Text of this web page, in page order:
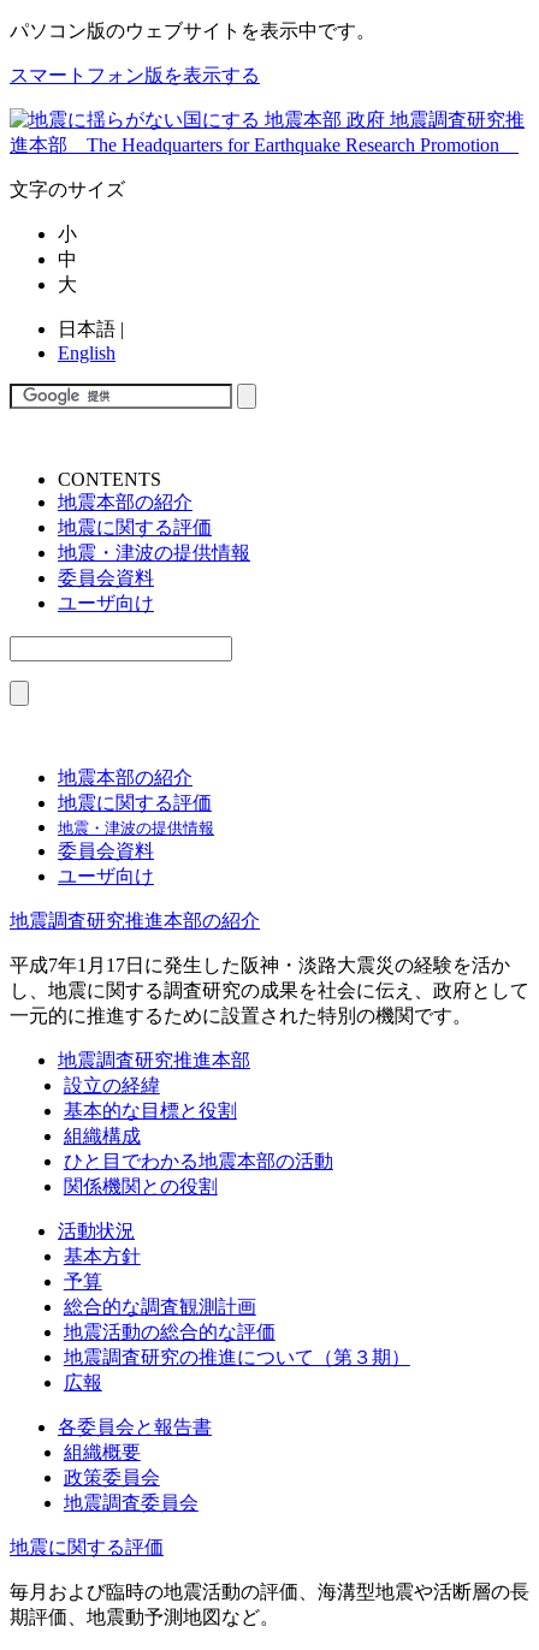
パソコン版のウェブサイトを表示中です。
スマートフォン版を表示する
文字のサイズ
小
中
大
日本語 |
English
CONTENTS
地震本部の紹介
地震に関する評価
地震・津波の提供情報
委員会資料
ユーザ向け
地震本部の紹介
地震に関する評価
地震・津波の提供情報
委員会資料
ユーザ向け
地震調査研究推進本部の紹介
平成7年1月17日に発生した阪神・淡路大震災の経験を活か
し、地震に関する調査研究の成果を社会に伝え、政府として
一元的に推進するために設置された特別の機関です。
地震調査研究推進本部
設立の経緯
基本的な目標と役割
組織構成
ひと目でわかる地震本部の活動
関係機関との役割
活動状況
基本方針
予算
総合的な調査観測計画
地震活動の総合的な評価
地震調査研究の推進について（第３期）
広報
各委員会と報告書
組織概要
政策委員会
地震調査委員会
地震に関する評価
毎月および臨時の地震活動の評価、海溝型地震や活断層の長
期評価、地震動予測地図など。